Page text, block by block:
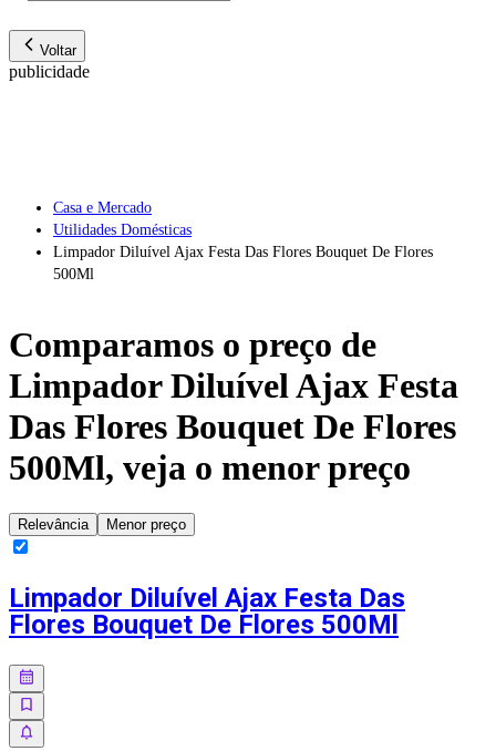
Voltar
publicidade
Casa e Mercado
Utilidades Domésticas
Limpador Diluível Ajax Festa Das Flores Bouquet De Flores
500Ml
Comparamos o preço de
Limpador Diluível Ajax Festa
Das Flores Bouquet De Flores
500Ml, veja o menor preço
Relevância Menor preço
Limpador Diluível Ajax Festa Das
Flores Bouquet De Flores 500Ml